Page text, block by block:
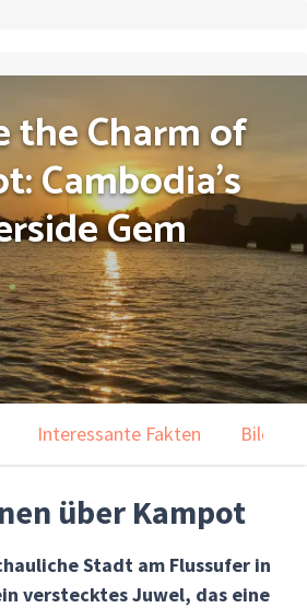
the Charm of
Cambodia’s
Gem
Interessante Fakten Bilder
über Kampot
Stadt am Flussufer in
verstecktes Juwel, das eine